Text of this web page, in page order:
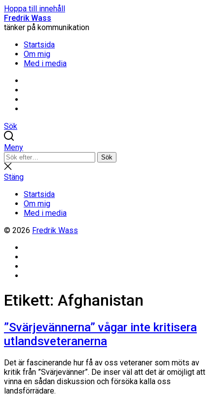
Hoppa till innehåll
Fredrik Wass
tänker på kommunikation
Startsida
Om mig
Med i media
Sök
Meny
Sök
efter:
Sök
Stäng
sökning
Stäng
Startsida
Om mig
Med i media
© 2026 Fredrik Wass
Etikett: Afghanistan
”Svärjevännerna” vågar inte kritisera
utlandsveteranerna
Det är fascinerande hur få av oss veteraner som möts av
kritik från ”Svärjevänner”. De inser väl att det är omöjligt att
vinna en sådan diskussion och försöka kalla oss
landsförrädare.